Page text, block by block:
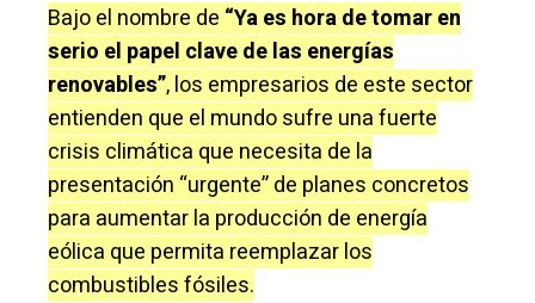
Bajo el nombre de “Ya es hora de tomar en
serio el papel clave de las energías
renovables”, los empresarios de este sector
entienden que el mundo sufre una fuerte
crisis climática que necesita de la
presentación “urgente” de planes concretos
para aumentar la producción de energía
eólica que permita reemplazar los
combustibles fósiles.